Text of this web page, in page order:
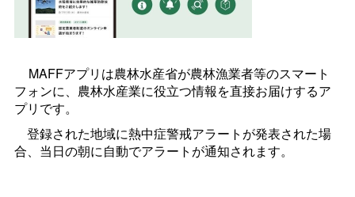
MAFFアプリは農林水産省が農林漁業者等のスマート
フォンに、農林水産業に役立つ情報を直接お届けするア
プリです。
登録された地域に熱中症警戒アラートが発表された場
合、当日の朝に自動でアラートが通知されます。